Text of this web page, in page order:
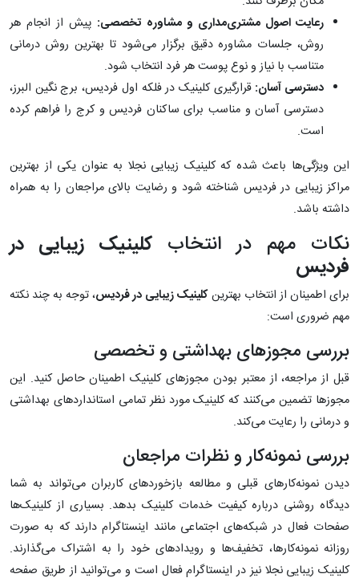
رعایت اصول مشتری‌مداری و مشاوره تخصصی: پیش از انجام هر
روش، جلسات مشاوره دقیق برگزار می‌شود تا بهترین روش درمانی
متناسب با نیاز و نوع پوست هر فرد انتخاب شود.
دسترسی آسان: قرارگیری کلینیک در فلکه اول فردیس، برج نگین البرز،
دسترسی آسان و مناسب برای ساکنان فردیس و کرج را فراهم کرده
است.
این ویژگی‌ها باعث شده که کلینیک زیبایی نجلا به عنوان یکی از بهترین
مراکز زیبایی در فردیس شناخته شود و رضایت بالای مراجعان را به همراه
داشته باشد.
نکات مهم در انتخابکلینیک زیبایی در
فردیس
برای اطمینان از انتخاب بهترینکلینیک زیبایی در فردیس، توجه به چند نکته
مهم ضروری است:
بررسی مجوزهای بهداشتی و تخصصی
قبل از مراجعه، از معتبر بودن مجوزهای کلینیک اطمینان حاصل کنید. این
مجوزها تضمین می‌کنند که کلینیک مورد نظر تمامی استانداردهای بهداشتی
و درمانی را رعایت می‌کند.
بررسی نمونه‌کار و نظرات مراجعان
دیدن نمونه‌کارهای قبلی و مطالعه بازخوردهای کاربران می‌تواند به شما
دیدگاه روشنی درباره کیفیت خدمات کلینیک بدهد. بسیاری از کلینیک‌ها
صفحات فعال در شبکه‌های اجتماعی مانند اینستاگرام دارند که به صورت
روزانه نمونه‌کارها، تخفیف‌ها و رویدادهای خود را به اشتراک می‌گذارند.
کلینیک زیبایی نجلا نیز در اینستاگرام فعال است و می‌توانید از طریق صفحه